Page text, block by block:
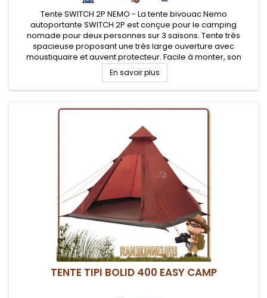
Tente SWITCH 2P NEMO - La tente bivouac Nemo
autoportante SWITCH 2P est conçue pour le camping
nomade pour deux personnes sur 3 saisons. Tente très
spacieuse proposant une très large ouverture avec
moustiquaire et auvent protecteur. Facile à monter, son
double toit protège du mauvais temps et son aération est
optimisée. Les murs verticaux assurent le plus...
En savoir plus
TENTE TIPI BOLID 400 EASY CAMP